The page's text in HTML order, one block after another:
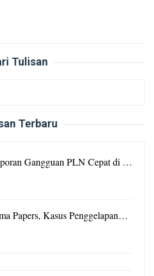
Tulisan
Terbaru
Gangguan PLN Cepat di …
Papers, Kasus Penggelapan…